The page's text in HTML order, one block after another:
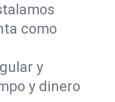
como
y
y dinero